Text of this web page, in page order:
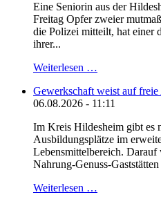
Eine Seniorin aus der
Freitag Opfer zweier
die Polizei mitteilt, hat einer
ihrer...
Weiterlesen …
Gewerkschaft weist auf
06.08.2026 - 11:11
Im Kreis Hildesheim gibt es
Ausbildungsplätze im
Lebensmittelbereich.
Nahrung-Genuss-
Weiterlesen …